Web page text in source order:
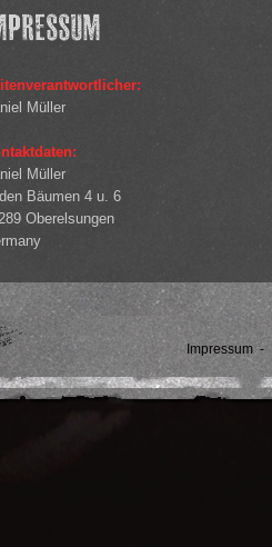
Müller
Müller
den Bäumen 4 u. 6
Oberelsungen
Impressum -